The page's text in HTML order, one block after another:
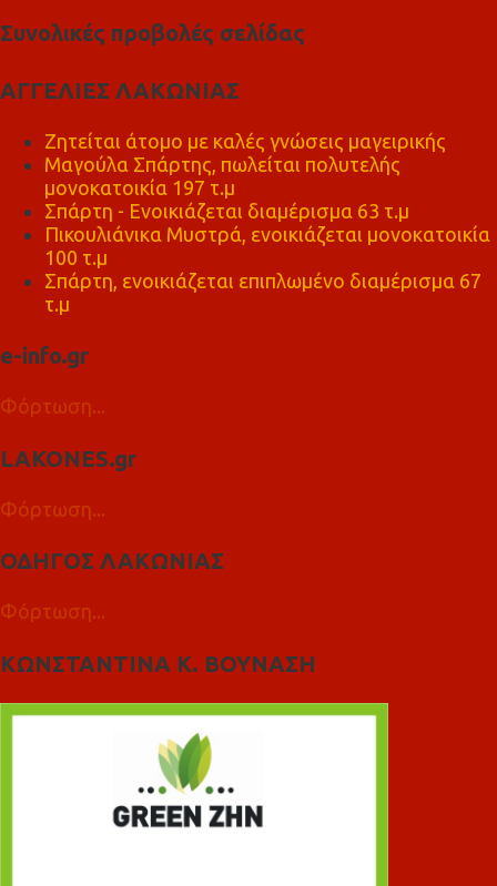
Συνολικές προβολές σελίδας
ΑΓΓΕΛΙΕΣ ΛΑΚΩΝΙΑΣ
Ζητείται άτομο με καλές γνώσεις μαγειρικής
Μαγούλα Σπάρτης, πωλείται πολυτελής
μονοκατοικία 197 τ.μ
Σπάρτη - Ενοικιάζεται διαμέρισμα 63 τ.μ
Πικουλιάνικα Μυστρά, ενοικιάζεται μονοκατοικία
100 τ.μ
Σπάρτη, ενοικιάζεται επιπλωμένο διαμέρισμα 67
τ.μ
e-info.gr
Φόρτωση...
LAKONES.gr
Φόρτωση...
ΟΔΗΓΟΣ ΛΑΚΩΝΙΑΣ
Φόρτωση...
ΚΩΝΣΤΑΝΤΙΝΑ Κ. ΒΟΥΝΑΣΗ